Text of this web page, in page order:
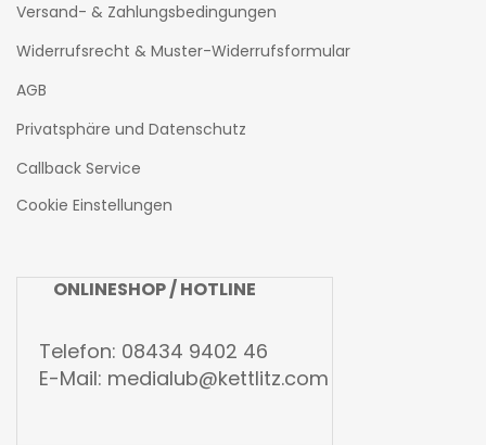
Versand- & Zahlungsbedingungen
Widerrufsrecht & Muster-Widerrufsformular
AGB
Privatsphäre und Datenschutz
Callback Service
Cookie Einstellungen
ONLINESHOP / HOTLINE
Telefon: 08434 9402 46
E-Mail: medialub@kettlitz.com